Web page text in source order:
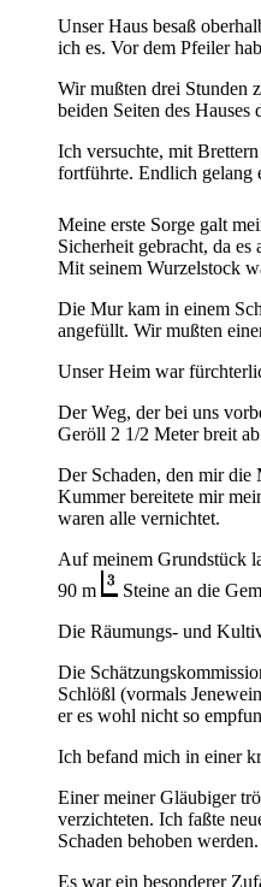
Unser Haus besaß
ich es. Vor dem Pfeiler
Wir mußten drei Stunden
beiden Seiten des Hauses
Ich versuchte, mit
fortführte. Endlich gelang
Meine erste Sorge galt
Sicherheit gebracht, da
Mit seinem Wurzelstock
Die Mur kam in einem
angefüllt. Wir mußten
Unser Heim war
Der Weg, der bei uns
Geröll 2 1/2 Meter breit
Der Schaden, den mir die
Kummer bereitete mir
waren alle vernichtet.
Auf meinem Grundstück
90 m
Steine an die
Die Räumungs- und
Die
Schlößl (vormals
er es wohl nicht so
Ich befand mich in einer
Einer meiner Gläubiger
verzichteten. Ich faßte
Schaden behoben werden.
Es war ein besonderer